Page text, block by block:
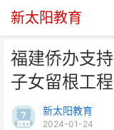
新太阳教育
福建侨办支
子女留根工程
新太阳教育
2024-01-24